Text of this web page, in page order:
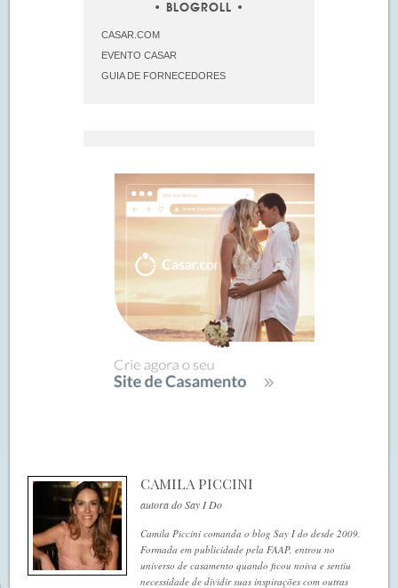
BLOGROLL
CASAR.COM
EVENTO CASAR
GUIA DE FORNECEDORES
CAMILA PICCINI
autora do Say I Do
Camila Piccini comanda o blog Say I do desde 2009.
Formada em publicidade pela FAAP, entrou no
universo de casamento quando ficou noiva e sentiu
necessidade de dividir suas inspirações com outras